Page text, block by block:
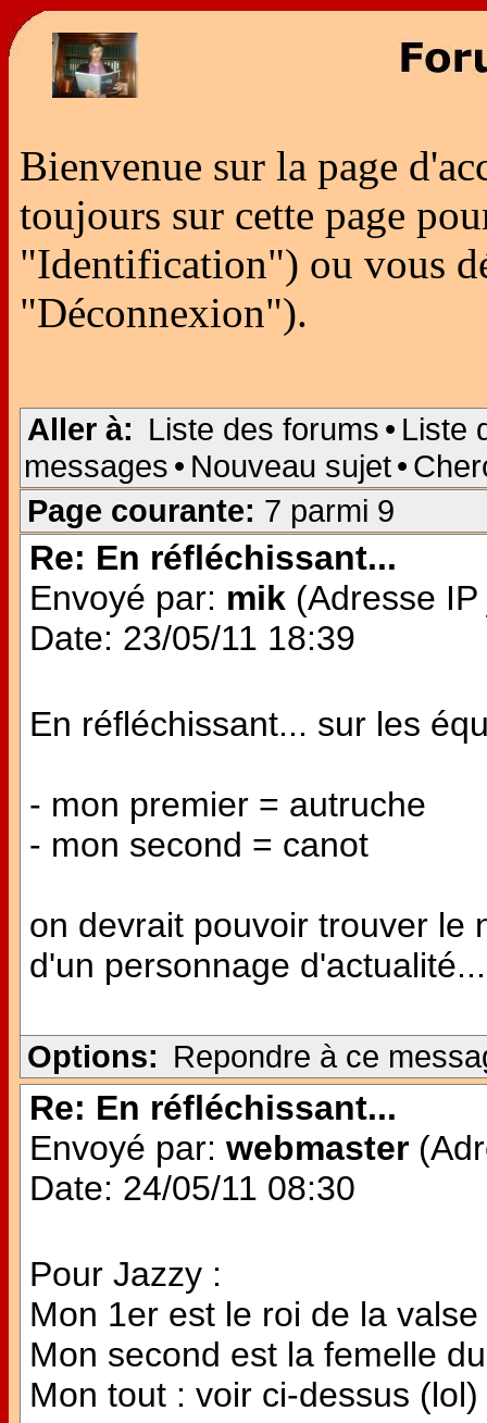
Bienvenue sur la page
toujours sur cette page
"Identification") ou vous
"Déconnexion").
Aller à: Liste des forums • Liste
messages • Nouveau sujet•
Page courante: 7 parmi 9
Re: En réfléchissant...
Envoyé par: mik (Adresse
Date: 23/05/11 18:39
En réfléchissant... sur les
- mon premier = autruche
- mon second = canot
on devrait pouvoir trouver le
d'un personnage d'actualité...
Options: Repondre à ce
Re: En réfléchissant...
Envoyé par: webmaster
Date: 24/05/11 08:30
Pour Jazzy :
Mon 1er est le roi de la valse
Mon second est la femelle
Mon tout : voir ci-dessus (lol)